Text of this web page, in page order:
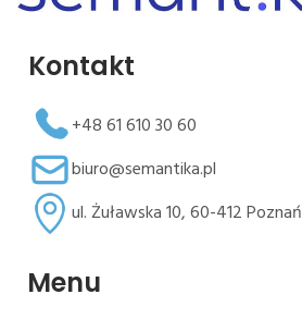
Kontakt
+48 61 610 30 60
biuro@semantika.pl
ul. Żuławska 10, 60-412 Poznań
Menu